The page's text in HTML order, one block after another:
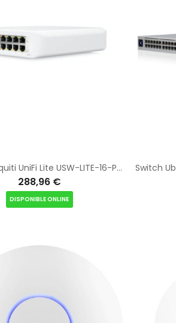
Switch Ubiquiti UniFi Lite USW-LITE-16-POE 16 Puertos/ RJ45 10/100/1000 PoE
288,96 €
DISPONIBLE ONLINE